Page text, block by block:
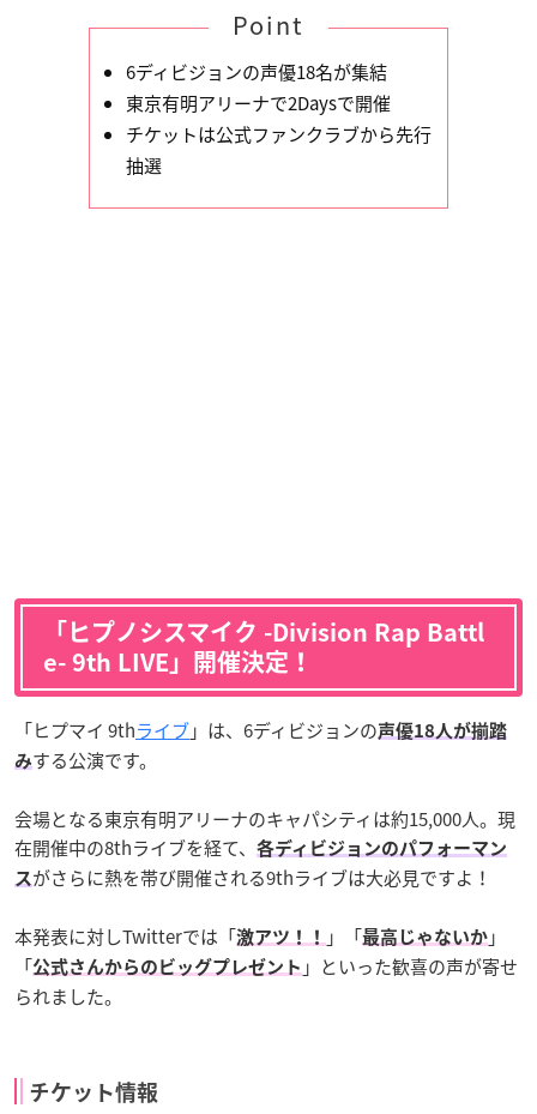
Point
6ディビジョンの声優18名が集結
東京有明アリーナで2Daysで開催
チケットは公式ファンクラブから先行
抽選
「 ヒプノシスマイク -Division Rap Battl
e- 9th LIVE 」開催決定！
「ヒプマイ 9thライブ」は、6ディビジョンの声優18人が揃踏
みする公演です。
会場となる東京有明アリーナのキャパシティは約15,000人。現
在開催中の8thライブを経て、
各ディビジョンのパフォーマン
ス がさらに熱を帯び開催される9thライブは大必見ですよ！
本発表に対しTwitterでは「激アツ！！ 」「最高じゃないか 」
「公式さんからのビッグプレゼント 」といった歓喜の声が寄せ
られました。
チケット情報